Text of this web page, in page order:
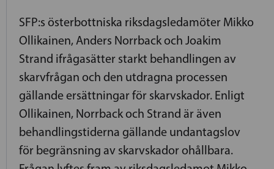
SFP:s österbottniska riksdagsledamöter Mikko
Ollikainen, Anders Norrback och Joakim
Strand ifrågasätter starkt behandlingen av
skarvfrågan och den utdragna processen
gällande ersättningar för skarvskador. Enligt
Ollikainen, Norrback och Strand är även
behandlingstiderna gällande undantagslov
för begränsning av skarvskador ohållbara.